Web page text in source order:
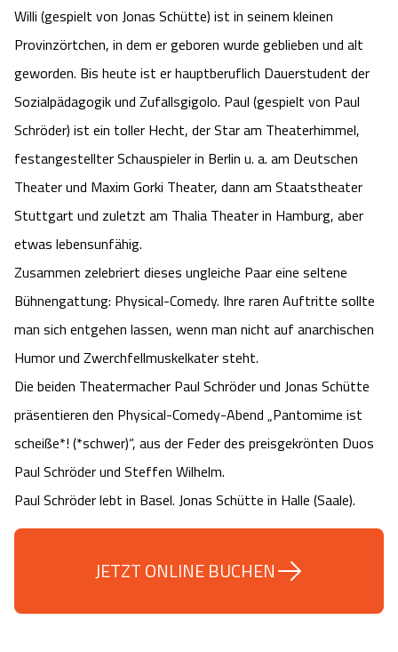
Last Minute
Kataloge
Videos
Shop
Angebote
Kontakt
Tiere
HeideSpezialitäten
Unterkünfte
Naturhotels
Urlaub mit Hund
Urlaub auf dem Bauernhof
Landschaftsführungen
Veranstaltungen
Wildpark Müden
Snow World Bispingen
Ralf Schumacher Kart & Bowl
Das verrückte Haus
Abenteuerland Trampolin-Park
Battle Kart Bispingen
Adventure District Bispingen
Ausflugsziele
Veranstaltungen & Führungen Celle
Willi (gespielt von Jonas Schütte) ist in seinem kleinen
Provinzörtchen, in dem er geboren wurde geblieben und alt
geworden. Bis heute ist er hauptberuflich Dauerstudent der
Sozialpädagogik und Zufallsgigolo. Paul (gespielt von Paul
Schröder) ist ein toller Hecht, der Star am Theaterhimmel,
festangestellter Schauspieler in Berlin u. a. am Deutschen
Theater und Maxim Gorki Theater, dann am Staatstheater
Stuttgart und zuletzt am Thalia Theater in Hamburg, aber
etwas lebensunfähig.
Zusammen zelebriert dieses ungleiche Paar eine seltene
Bühnengattung: Physical-Comedy. Ihre raren Auftritte sollte
man sich entgehen lassen, wenn man nicht auf anarchischen
Humor und Zwerchfellmuskelkater steht.
Die beiden Theatermacher Paul Schröder und Jonas Schütte
präsentieren den Physical-Comedy-Abend „Pantomime ist
scheiße*! (*schwer)“, aus der Feder des preisgekrönten Duos
Paul Schröder und Steffen Wilhelm.
Paul Schröder lebt in Basel. Jonas Schütte in Halle (Saale).
JETZT ONLINE BUCHEN